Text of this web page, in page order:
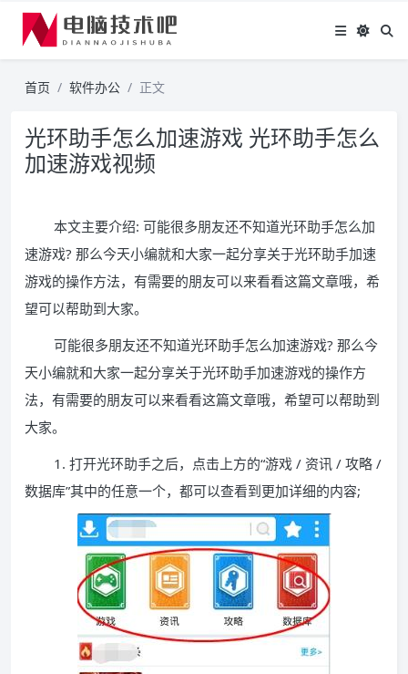
首页 软件办公 正文
光环助手怎么加速游戏 光环助手怎么
加速游戏视频
本文主要介绍: 可能很多朋友还不知道光环助手怎么加
速游戏? 那么今天小编就和大家一起分享关于光环助手加速
游戏的操作方法，有需要的朋友可以来看看这篇文章哦，希
望可以帮助到大家。
可能很多朋友还不知道光环助手怎么加速游戏? 那么今
天小编就和大家一起分享关于光环助手加速游戏的操作方
法，有需要的朋友可以来看看这篇文章哦，希望可以帮助到
大家。
1. 打开光环助手之后，点击上方的“游戏 / 资讯 / 攻略 /
数据库”其中的任意一个，都可以查看到更加详细的内容;